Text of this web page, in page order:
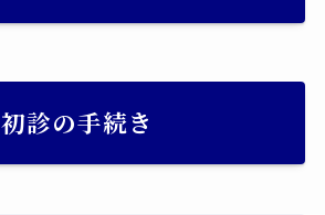
初診の手続き